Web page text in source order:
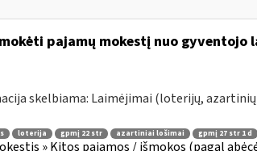
pajamų mokestį nuo gyventojo
skelbiama: Laimėjimai (loterijų,
loterija gpmį 22 str azartiniai lošimai gpmį 27 str 1 d
» Kitos pajamos / išmokos (pagal